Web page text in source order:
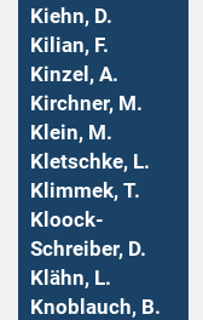
Kiehn, D.
Kilian, F.
Kinzel, A.
Kirchner, M.
Klein, M.
Kletschke, L.
Klimmek, T.
Kloock-
Schreiber, D.
Klähn, L.
Knoblauch, B.